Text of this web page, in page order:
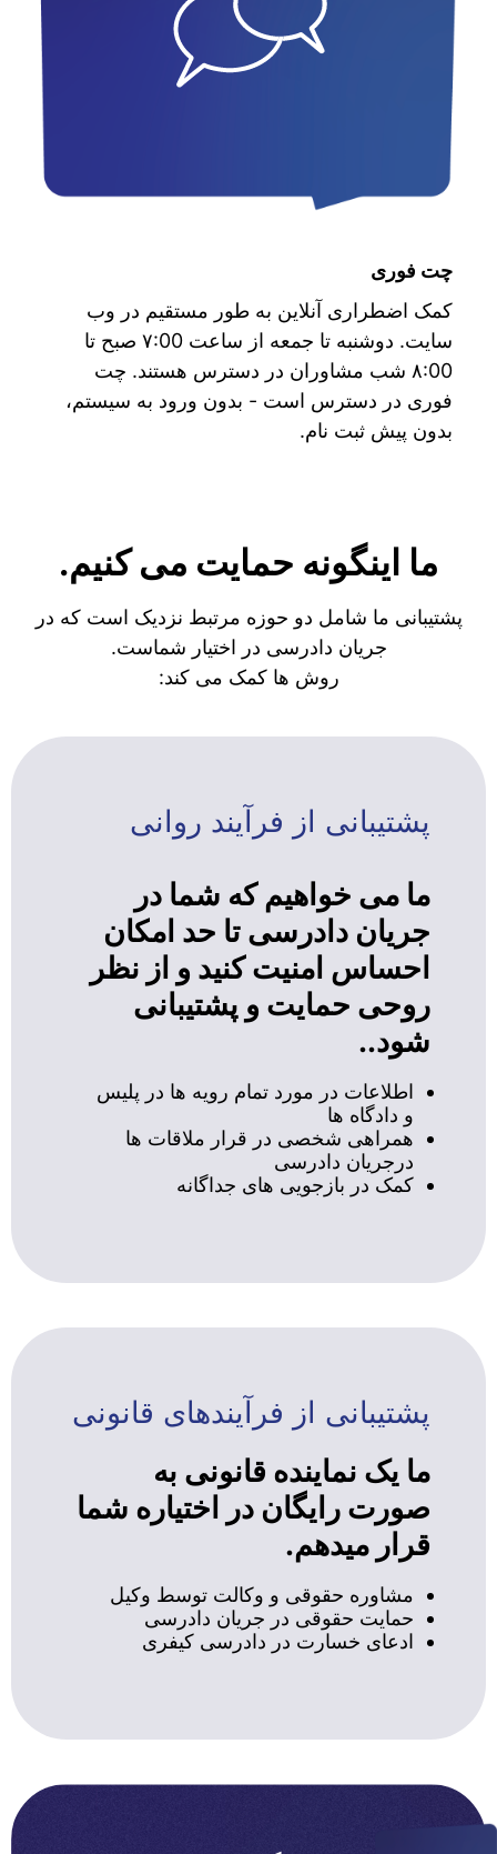
چت فوری
کمک اضطراری آنلاین به طور مستقیم در وب
سایت. دوشنبه تا جمعه از ساعت ۷:00 صبح تا
۸:00 شب مشاوران در دسترس هستند. چت
فوری در دسترس است - بدون ورود به سیستم،
بدون پیش ثبت نام.
ما اینگونه حمایت می کنیم.
پشتیبانی ما شامل دو حوزه مرتبط نزدیک است که در
جریان دادرسی در اختیار شماست.
روش ها کمک می کند:
پشتیبانی از فرآیند روانی
ما می خواهیم که شما در
جریان دادرسی تا حد امکان
احساس امنیت کنید و از نظر
روحی حمایت و پشتیبانی
شود..
اطلاعات در مورد تمام رویه ها در پلیس
و دادگاه ها
همراهی شخصی در قرار ملاقات ها
درجریان دادرسی
کمک در بازجویی های جداگانه
پشتیبانی از فرآیندهای قانونی
ما یک نماینده قانونی به
صورت رایگان در اختیاره شما
قرار میدهم.
مشاوره حقوقی و وکالت توسط وکیل
حمایت حقوقی در جریان دادرسی
ادعای خسارت در دادرسی کیفری